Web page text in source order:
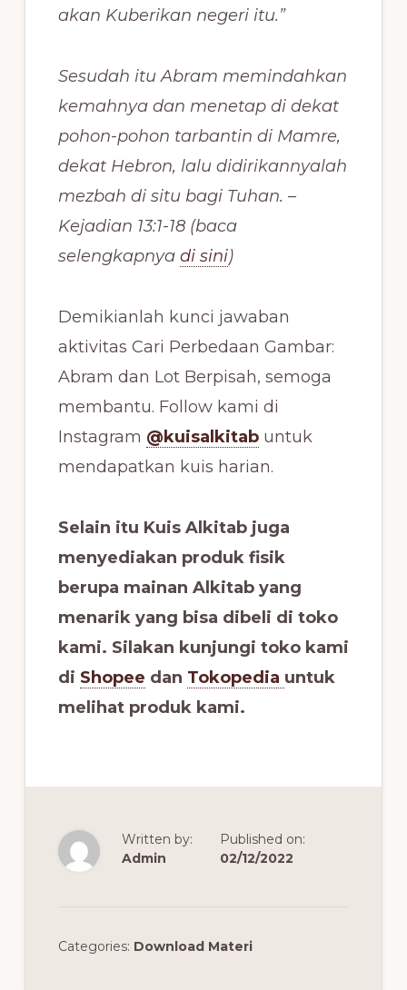
akan Kuberikan negeri itu.”
Sesudah itu Abram memindahkan
kemahnya dan menetap di dekat
pohon-pohon tarbantin di Mamre,
dekat Hebron, lalu didirikannyalah
mezbah di situ bagi Tuhan. –
Kejadian 13:1-18 (baca
selengkapnya di sini)
Demikianlah kunci jawaban
aktivitas Cari Perbedaan Gambar:
Abram dan Lot Berpisah, semoga
membantu. Follow kami di
Instagram @kuisalkitabuntuk
mendapatkan kuis harian.
Selain itu Kuis Alkitab juga
menyediakan produk fisik
berupa mainan Alkitab yang
menarik yang bisa dibeli di toko
kami. Silakan kunjungi toko kami
di Shopee dan Tokopedia untuk
melihat produk kami.
Written by:
Admin
Published on:
02/12/2022
Categories: Download Materi